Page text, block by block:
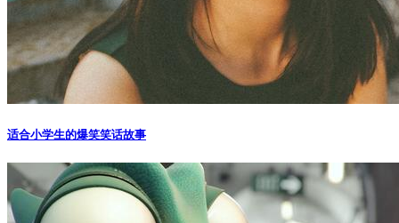
适合小学生的爆笑笑话故事